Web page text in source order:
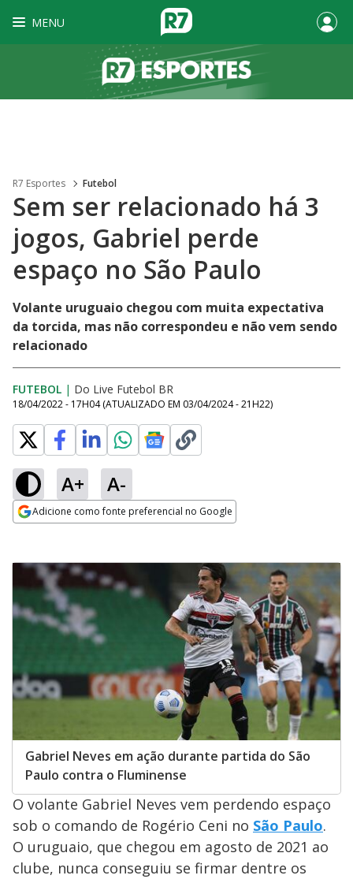
MENU
R7 Esportes Futebol
Sem ser relacionado há 3
jogos, Gabriel perde
espaço no São Paulo
Volante uruguaio chegou com muita expectativa
da torcida, mas não correspondeu e não vem sendo
relacionado
FUTEBOL | Do Live Futebol BR
18/04/2022 - 17H04 (ATUALIZADO EM 03/04/2024 - 21H22)
A+ A-
Adicione como fonte preferencial no Google
Gabriel Neves em ação durante partida do São
Paulo contra o Fluminense
O volante Gabriel Neves vem perdendo espaço
sob o comando de Rogério Ceni no São Paulo.
O uruguaio, que chegou em agosto de 2021 ao
clube, nunca conseguiu se firmar dentre os